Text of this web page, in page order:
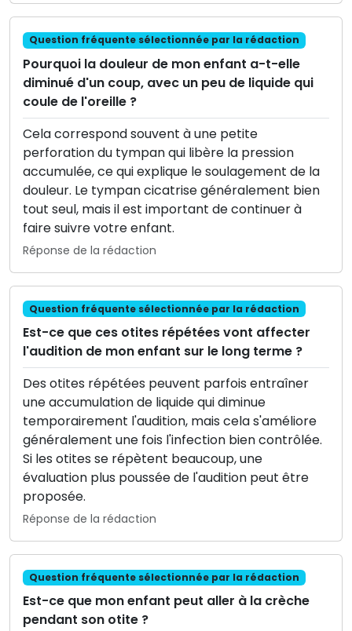
Question fréquente sélectionnée par la rédaction
Pourquoi la douleur de mon enfant a-t-elle
diminué d'un coup, avec un peu de liquide qui
coule de l'oreille ?
Cela correspond souvent à une petite
perforation du tympan qui libère la pression
accumulée, ce qui explique le soulagement de la
douleur. Le tympan cicatrise généralement bien
tout seul, mais il est important de continuer à
faire suivre votre enfant.
Réponse de la rédaction
Question fréquente sélectionnée par la rédaction
Est-ce que ces otites répétées vont affecter
l'audition de mon enfant sur le long terme ?
Des otites répétées peuvent parfois entraîner
une accumulation de liquide qui diminue
temporairement l'audition, mais cela s'améliore
généralement une fois l'infection bien contrôlée.
Si les otites se répètent beaucoup, une
évaluation plus poussée de l'audition peut être
proposée.
Réponse de la rédaction
Question fréquente sélectionnée par la rédaction
Est-ce que mon enfant peut aller à la crèche
pendant son otite ?